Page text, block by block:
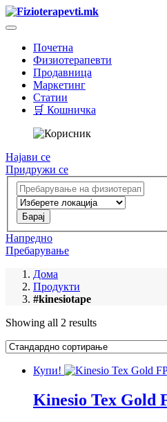
Почетна
Физиотерапевти
Продавница
Маркетинг
Статии
🛒 Кошничка
Најави се
Придружи се
Напредно
Пребарување
Дома
Продукти
#kinesiotape
Showing all 2 results
Купи!
Kinesio Tex Gold